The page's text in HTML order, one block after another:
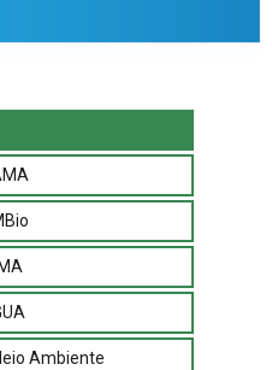
Ambiente